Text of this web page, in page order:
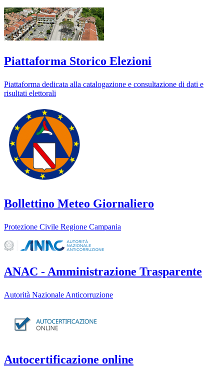
Piattaforma Storico Elezioni
Piattaforma dedicata alla catalogazione e consultazione di dati e
risultati elettorali
Bollettino Meteo Giornaliero
Protezione Civile Regione Campania
ANAC - Amministrazione Trasparente
Autorità Nazionale Anticorruzione
Autocertificazione online